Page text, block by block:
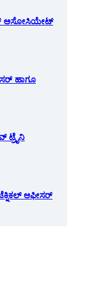
ಅಸೋಸಿಯೇಟ್
ಹಾಗೂ
ಟ್ರೈನಿ
ಆಫೀಸರ್